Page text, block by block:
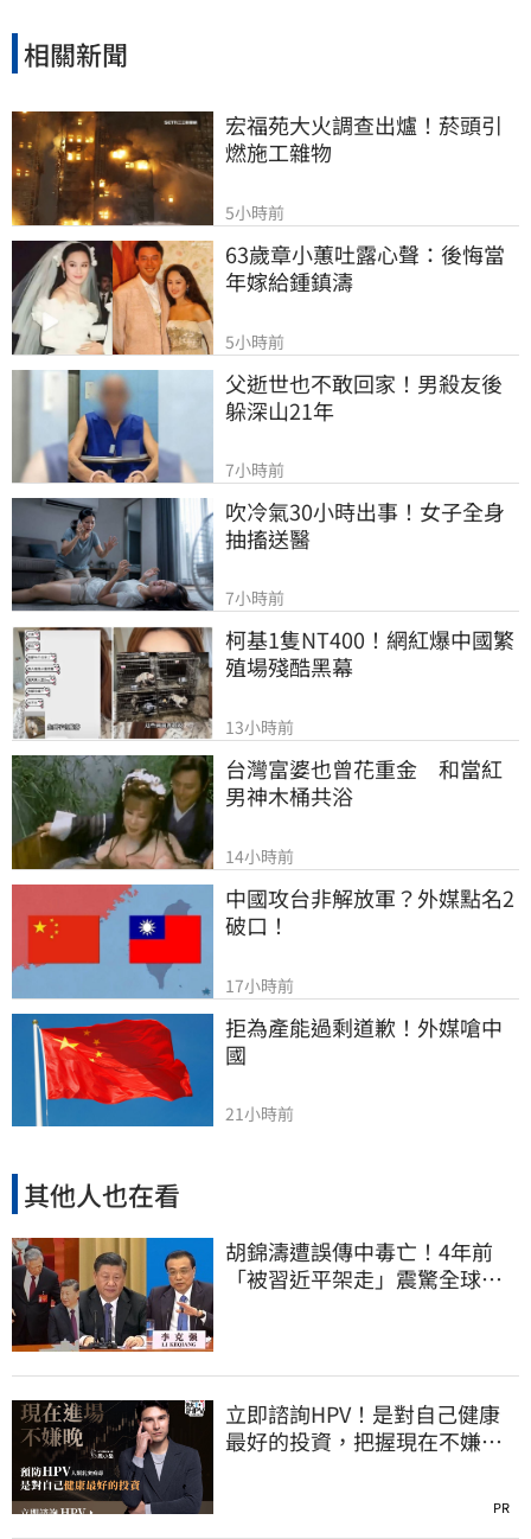
相關新聞
宏福苑大火調查出爐！菸頭引
燃施工雜物
5小時前
63歲章小蕙吐露心聲：後悔當
年嫁給鍾鎮濤
5小時前
父逝世也不敢回家！男殺友後
躲深山21年
7小時前
吹冷氣30小時出事！女子全身
抽搐送醫
7小時前
柯基1隻NT400！網紅爆中國繁
殖場殘酷黑幕
13小時前
台灣富婆也曾花重金　和當紅
男神木桶共浴
14小時前
中國攻台非解放軍？外媒點名2
破口！
17小時前
拒為產能過剩道歉！外媒嗆中
國
21小時前
其他人也在看
胡錦濤遭誤傳中毒亡！4年前
「被習近平架走」震驚全球
立即諮詢HPV！是對自己健康
最好的投資，把握現在不嫌
PR